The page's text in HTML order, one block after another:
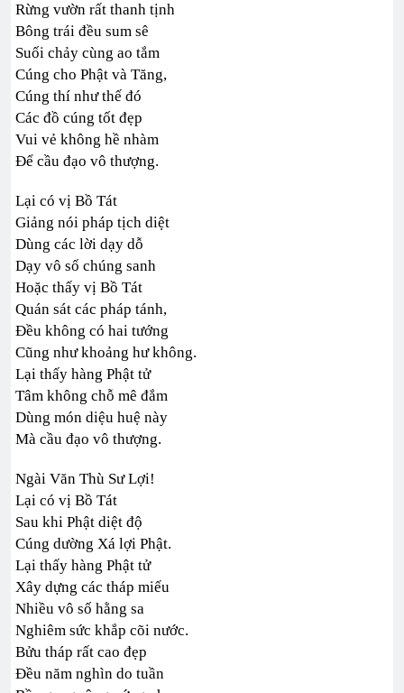
Rừng vườn rất thanh tịnh
Bông trái đều sum sê
Suối chảy cùng ao tắm
Cúng cho Phật và Tăng,
Cúng thí như thế đó
Các đồ cúng tốt đẹp
Vui vẻ không hề nhàm
Để cầu đạo vô thượng.
Lại có vị Bồ Tát
Giảng nói pháp tịch diệt
Dùng các lời dạy dỗ
Dạy vô số chúng sanh
Hoặc thấy vị Bồ Tát
Quán sát các pháp tánh,
Đều không có hai tướng
Cũng như khoảng hư không.
Lại thấy hàng Phật tử
Tâm không chỗ mê đắm
Dùng món diệu huệ này
Mà cầu đạo vô thượng.
Ngài Văn Thù Sư Lợi!
Lại có vị Bồ Tát
Sau khi Phật diệt độ
Cúng dường Xá lợi Phật.
Lại thấy hàng Phật tử
Xây dựng các tháp miếu
Nhiều vô số hằng sa
Nghiêm sức khắp cõi nước.
Bửu tháp rất cao đẹp
Đều năm nghìn do tuần